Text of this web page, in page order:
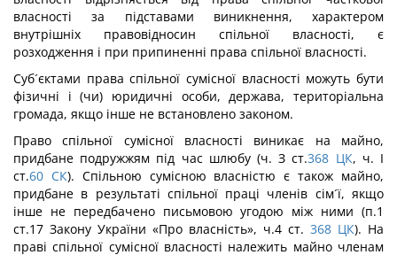
власності за підставами виникнення, характером
внутрішніх правовідносин спільної власності, є
розходження і при припиненні права спільної власності.
Суб´єктами права спільної сумісної власності можуть бути
фізичні і (чи) юридичні особи, держава, територіальна
громада, якщо інше не встановлено законом.
Право спільної сумісної власності виникає на майно,
придбане подружжям під час шлюбу (ч. З ст.368 ЦК, ч. І
ст.60 СК). Спільною сумісною власністю є також майно,
придбане в результаті спільної праці членів сім´ї, якщо
інше не передбачено письмовою угодою між ними (п.1
ст.17 Закону України «Про власність», ч.4 ст. 368 ЦК). На
праві спільної сумісної власності належить майно членам